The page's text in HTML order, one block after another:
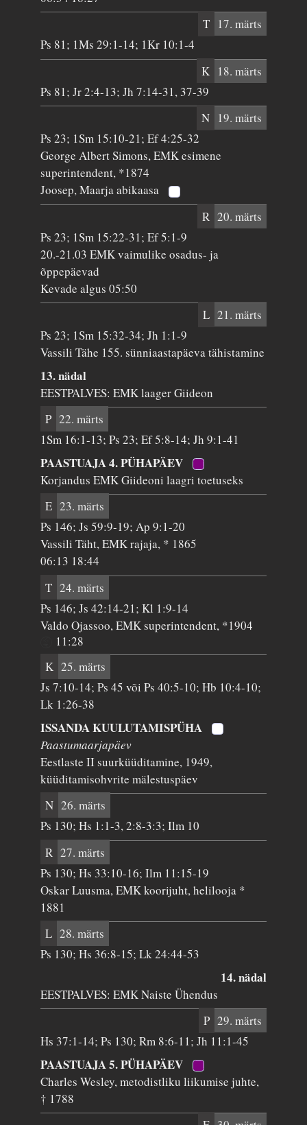
T 17. märts
Ps 81; 1Ms 29:1-14; 1Kr 10:1-4
K 18. märts
Ps 81; Jr 2:4-13; Jh 7:14-31, 37-39
N 19. märts
Ps 23; 1Sm 15:10-21; Ef 4:25-32
George Albert Simons, EMK esimene
superintendent, *1874
Joosep, Maarja abikaasa
R 20. märts
Ps 23; 1Sm 15:22-31; Ef 5:1-9
20.-21.03 EMK vaimulike osadus- ja
õppepäevad
Kevade algus 05:50
L 21. märts
Ps 23; 1Sm 15:32-34; Jh 1:1-9
Vassili Tähe 155. sünniaastapäeva tähistamine
13. nädal
EESTPALVES: EMK laager Giideon
P 22. märts
1Sm 16:1-13; Ps 23; Ef 5:8-14; Jh 9:1-41
PAASTUAJA 4. PÜHAPÄEV
Korjandus EMK Giideoni laagri toetuseks
E 23. märts
Ps 146; Js 59:9-19; Ap 9:1-20
Vassili Täht, EMK rajaja, * 1865
06:13 18:44
T 24. märts
Ps 146; Js 42:14-21; Kl 1:9-14
Valdo Ojassoo, EMK superintendent, *1904
11:28
K 25. märts
Js 7:10-14; Ps 45 või Ps 40:5-10; Hb 10:4-10;
Lk 1:26-38
ISSANDA KUULUTAMISPÜHA
Paastumaarjapäev
Eestlaste II suurküüditamine, 1949,
küüditamisohvrite mälestuspäev
N 26. märts
Ps 130; Hs 1:1-3, 2:8-3:3; Ilm 10
R 27. märts
Ps 130; Hs 33:10-16; Ilm 11:15-19
Oskar Luusma, EMK koorijuht, helilooja *
1881
L 28. märts
Ps 130; Hs 36:8-15; Lk 24:44-53
14. nädal
EESTPALVES: EMK Naiste Ühendus
P 29. märts
Hs 37:1-14; Ps 130; Rm 8:6-11; Jh 11:1-45
PAASTUAJA 5. PÜHAPÄEV
Charles Wesley, metodistliku liikumise juhte,
† 1788